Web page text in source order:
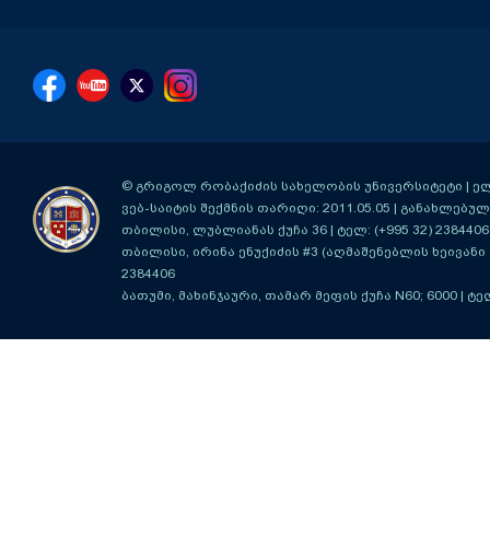
© გრიგოლ რობაქიძის სახელობის უნივერსიტეტი |
ვებ-საიტის შექმნის თარიღი: 2011.05.05 |
თბილისი, ლუბლიანას ქუჩა 36 | ტელ: (+995 32)
თბილისი, ირინა ენუქიძის #3 (აღმაშენებლის ხეივანი
2384406
ბათუმი, მახინჯაური, თამარ მეფის ქუჩა N60; 6000 |